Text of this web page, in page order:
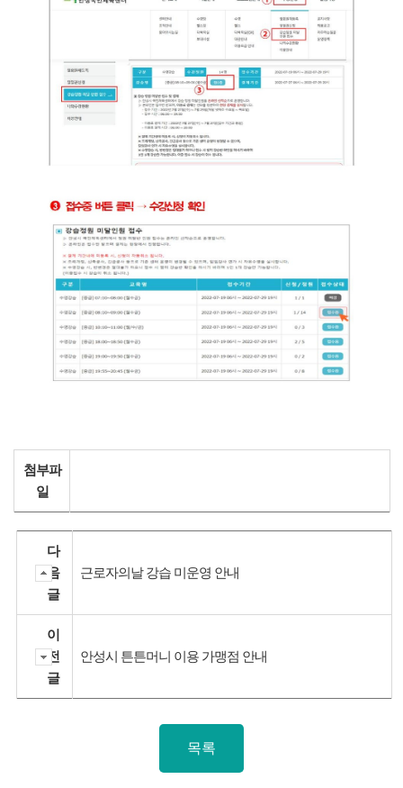
첨부파
일
다
음
글
근로자의날 강습 미운영 안내
이
전
글
안성시 튼튼머니 이용 가맹점 안내
목록